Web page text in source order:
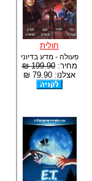
חולית
פעולה - מדע בדיוני
מחיר:199.90 ₪
אצלנו: 79.90 ₪